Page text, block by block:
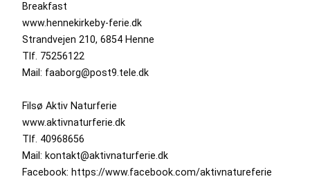
Breakfast
www.hennekirkeby-ferie.dk
Strandvejen 210, 6854 Henne
Tlf. 75256122
Mail: faaborg@post9.tele.dk
Filsø Aktiv Naturferie
www.aktivnaturferie.dk
Tlf. 40968656
Mail: kontakt@aktivnaturferie.dk
Facebook: https://www.facebook.com/aktivnatureferie